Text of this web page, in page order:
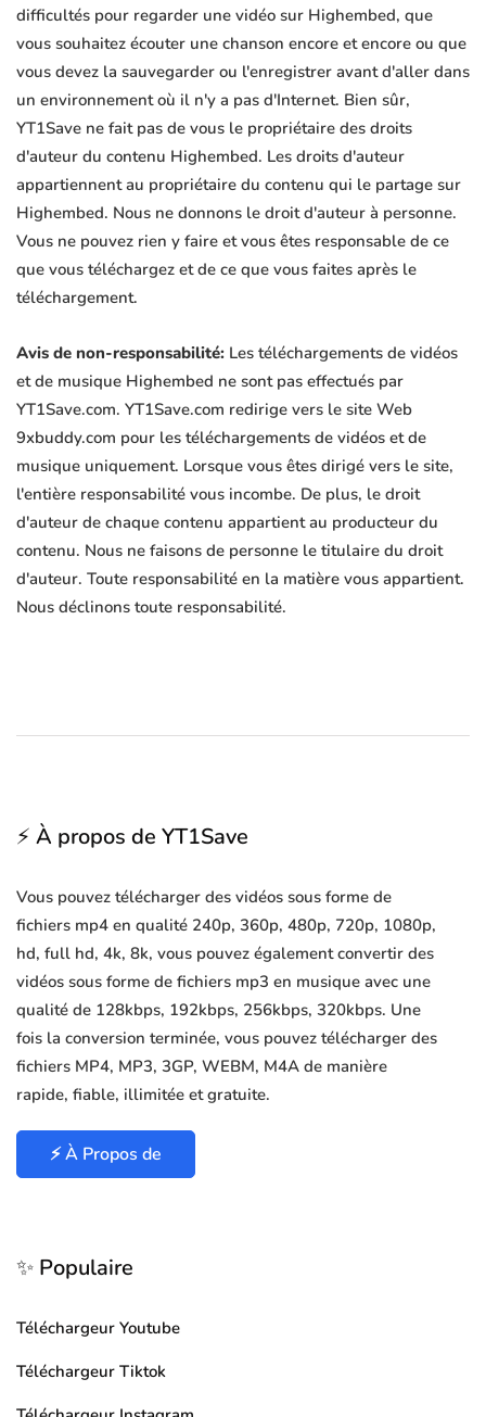
difficultés pour regarder une vidéo sur Highembed, que
vous souhaitez écouter une chanson encore et encore ou que
vous devez la sauvegarder ou l'enregistrer avant d'aller dans
un environnement où il n'y a pas d'Internet. Bien sûr,
YT1Save ne fait pas de vous le propriétaire des droits
d'auteur du contenu Highembed. Les droits d'auteur
appartiennent au propriétaire du contenu qui le partage sur
Highembed. Nous ne donnons le droit d'auteur à personne.
Vous ne pouvez rien y faire et vous êtes responsable de ce
que vous téléchargez et de ce que vous faites après le
téléchargement.
Avis de non-responsabilité: Les téléchargements de vidéos
et de musique Highembed ne sont pas effectués par
YT1Save.com. YT1Save.com redirige vers le site Web
9xbuddy.com pour les téléchargements de vidéos et de
musique uniquement. Lorsque vous êtes dirigé vers le site,
l'entière responsabilité vous incombe. De plus, le droit
d'auteur de chaque contenu appartient au producteur du
contenu. Nous ne faisons de personne le titulaire du droit
d'auteur. Toute responsabilité en la matière vous appartient.
Nous déclinons toute responsabilité.
⚡ À propos de YT1Save
Vous pouvez télécharger des vidéos sous forme de
fichiers mp4 en qualité 240p, 360p, 480p, 720p, 1080p,
hd, full hd, 4k, 8k, vous pouvez également convertir des
vidéos sous forme de fichiers mp3 en musique avec une
qualité de 128kbps, 192kbps, 256kbps, 320kbps. Une
fois la conversion terminée, vous pouvez télécharger des
fichiers MP4, MP3, 3GP, WEBM, M4A de manière
rapide, fiable, illimitée et gratuite.
⚡ À Propos de
✨ Populaire
Téléchargeur Youtube
Téléchargeur Tiktok